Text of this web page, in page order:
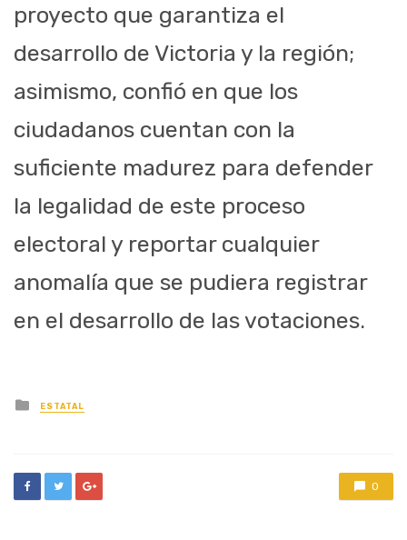
proyecto que garantiza el
desarrollo de Victoria y la región;
asimismo, confió en que los
ciudadanos cuentan con la
suficiente madurez para defender
la legalidad de este proceso
electoral y reportar cualquier
anomalía que se pudiera registrar
en el desarrollo de las votaciones.
Posted
in
ESTATAL
0